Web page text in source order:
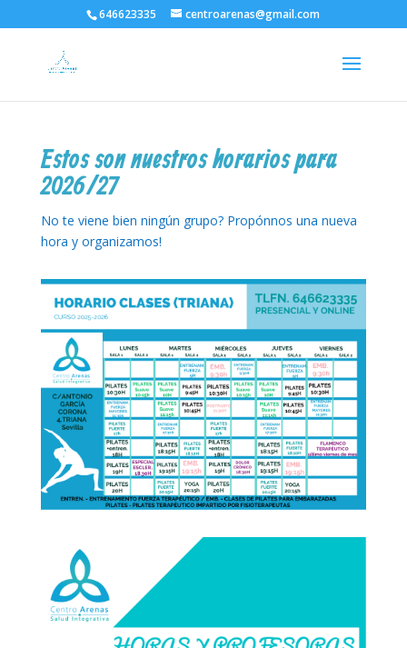
646623335 centroarenas@gmail.com
Estos son nuestros horarios para
2026/27
No te viene bien ningún grupo? Propónnos una nueva
hora y organizamos!